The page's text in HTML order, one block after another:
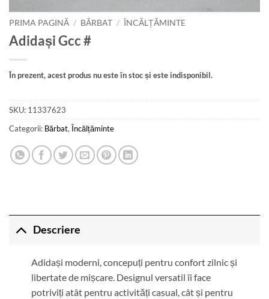
PRIMA PAGINĂ / BĂRBAT / ÎNCĂLȚĂMINTE
Adidași Gcc #
În prezent, acest produs nu este în stoc și este indisponibil.
SKU: 11337623
Categorii: Bărbat, Încălțăminte
Descriere
Adidași moderni, concepuți pentru confort zilnic și
libertate de mișcare. Designul versatil îi face
potriviți atât pentru activități casual, cât și pentru